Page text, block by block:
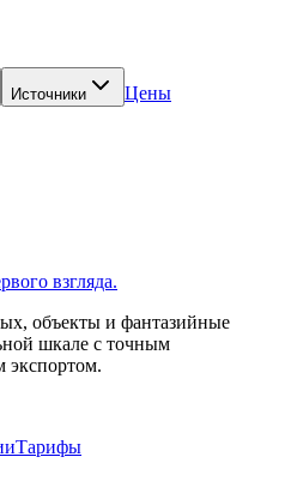
Источники Цены
взгляда.
объекты и фантазийные
шкале с точным
экспортом.
Тарифы